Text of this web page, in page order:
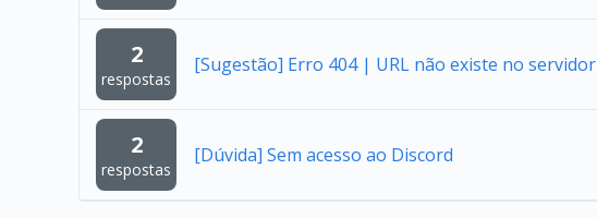
2
respostas
[Sugestão] Erro 404 | URL não existe no servidor
2
respostas
[Dúvida] Sem acesso ao Discord